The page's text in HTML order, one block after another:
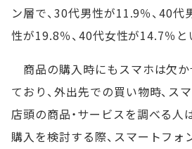
ン層で、30代男性が11.9％、40
性が19.8％、40代女性が14.7％と
商品の購入時にもスマホは欠
ており、外出先での買い物時、ス
店頭の商品・サービスを調べる人
購入を検討する際、スマートフォ